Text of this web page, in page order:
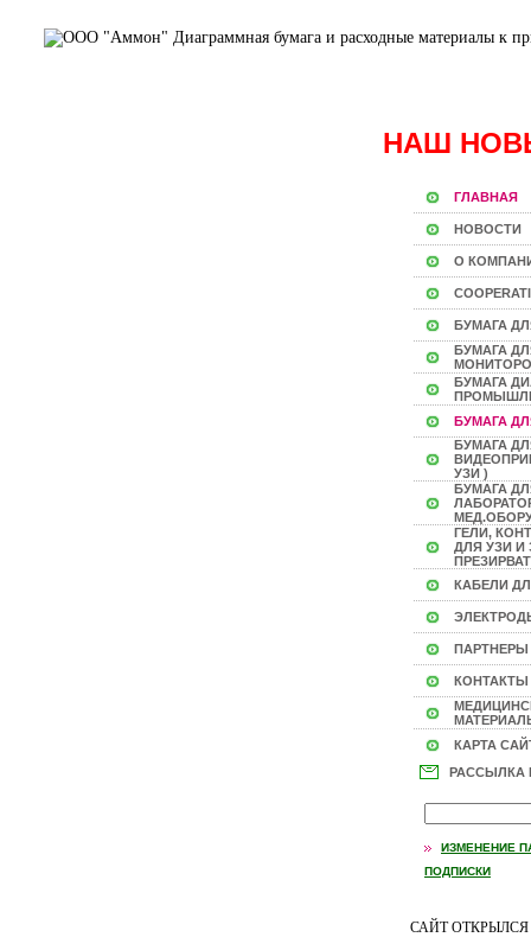
НАШ
ГЛАВНАЯ
НОВОСТИ
О
БУМАГА
БУМАГА
БУМАГА
БУМАГА
БУМАГА
УЗИ )
БУМАГА
ГЕЛИ,
ДЛЯ УЗИ И
КАБЕЛИ
ПАРТНЕРЫ
КОНТАКТЫ
КАРТА
РАССЫЛКА
ИЗМЕНЕНИЕ
ПОДПИСКИ
САЙТ ОТКРЫЛСЯ